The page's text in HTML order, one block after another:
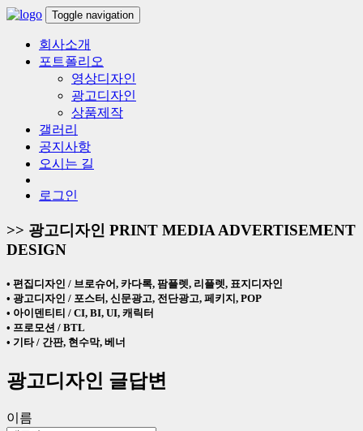
Toggle navigation
회사소개
포트폴리오
영상디자인
광고디자인
상품제작
갤러리
공지사항
오시는 길
로그인
>> 광고디자인 PRINT MEDIA ADVERTISEMENT
DESIGN
• 편집디자인 / 브로슈어, 카다록, 팜플렛, 리플렛, 표지디자인
• 광고디자인 / 포스터, 신문광고, 전단광고, 페키지, POP
• 아이덴티티 / CI, BI, UI, 캐릭터
• 프로모션 / BTL
• 기타 / 간판, 현수막, 베너
광고디자인 글답변
이름